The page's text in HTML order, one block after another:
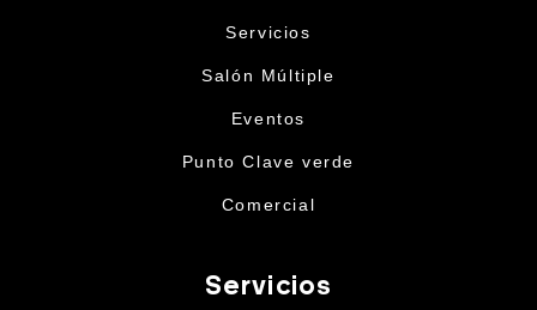
Servicios
Salón Múltiple
Eventos
Punto Clave verde
Comercial
Servicios